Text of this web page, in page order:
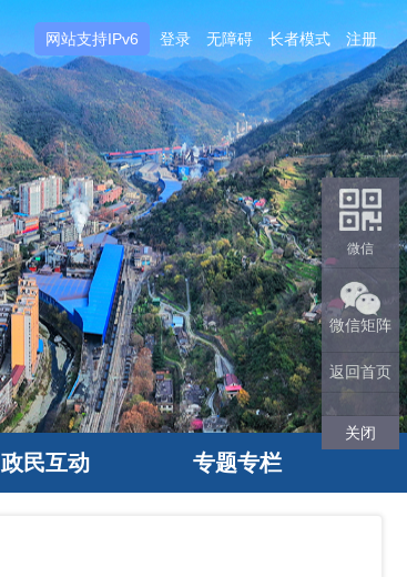
网站支持IPv6 登录 无障碍 长者模式 注册
政民互动 专题专栏
微信
微信矩阵
返回首页
关闭